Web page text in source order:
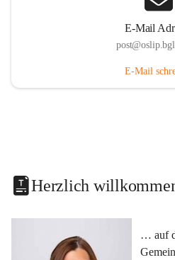
E-Mail
E-Mail
Herzlich
… auf